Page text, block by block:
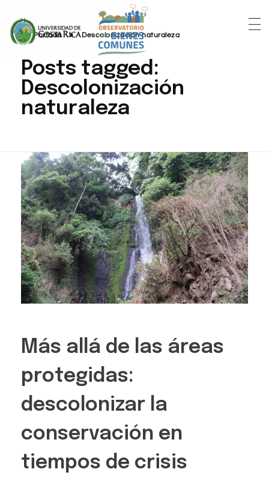
Portada » Descolonización naturaleza
Posts tagged:
Descolonización
naturaleza
Más allá de las áreas
protegidas:
descolonizar la
conservación en
tiempos de crisis